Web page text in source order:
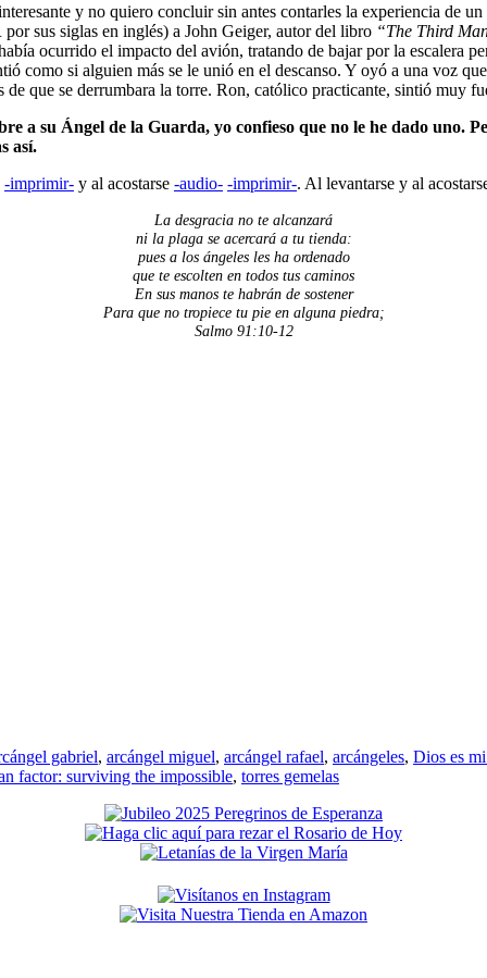
y no quiero concluir sin antes contarles la experiencia de
sus siglas en inglés) a John Geiger, autor del libro “The Third
ocurrido el impacto del avión, tratando de bajar por la escalera
como si alguien más se le unió en el descanso. Y oyó a una voz
que se derrumbara la torre. Ron, católico practicante, sintió muy
a su Ángel de la Guarda, yo confieso que no le he dado uno.
así.
-imprimir- y al acostarse -audio- -imprimir-. Al levantarse y al
La desgracia no te alcanzará
ni la plaga se acercará a tu tienda:
pues a los ángeles les ha ordenado
que te escolten en todos tus caminos
En sus manos te habrán de sostener
Para que no tropiece tu pie en alguna piedra;
Salmo 91:10-12
gabriel, arcángel miguel, arcángel rafael, arcángeles, Dios es
factor: surviving the impossible, torres gemelas